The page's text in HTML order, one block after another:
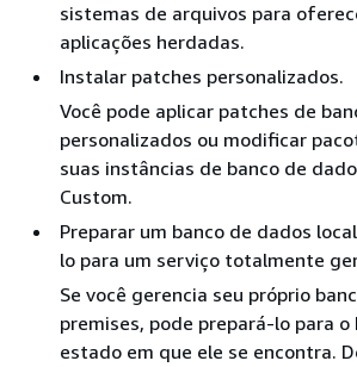
sistemas de arquivos para
aplicações herdadas.
Instalar patches personalizados.
Você pode aplicar patches de
personalizados ou modificar
suas instâncias de banco de
Custom.
Preparar um banco de dados
lo para um serviço totalmente
Se você gerencia seu próprio
premises, pode prepará-lo para o
estado em que ele se encontra.